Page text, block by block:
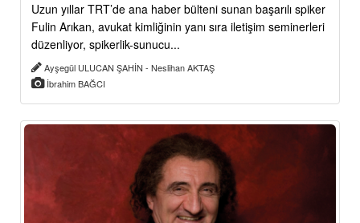
Uzun yıllar TRT’de ana haber bülteni sunan başarılı spiker
Fulin Arıkan, avukat kimliğinin yanı sıra iletişim seminerleri
düzenliyor, spikerlik-sunucu...
Ayşegül ULUCAN ŞAHİN - Neslihan AKTAŞ
İbrahim BAĞCI